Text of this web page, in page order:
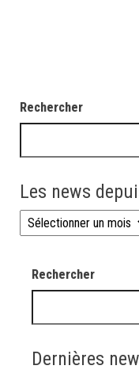
Rechercher
Les news
Les news depuis 2008
Rechercher
Dernières